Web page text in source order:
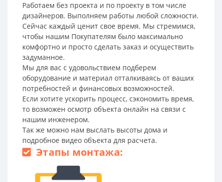
Работаем без проекта и по проекту в том числе
дизайнеров. Выполняем работы любой сложности.
Сейчас каждый ценит свое время. Мы стремимся,
чтобы нашим Покупателям было максимально
комфортно и просто сделать заказ и осуществить
задуманное.
Мы для вас с удовольствием подберем
оборудование и материал отталкиваясь от ваших
потребностей и финансовых возможностей.
Если хотите ускорить процесс, сэкономить время,
то возможен осмотр объекта онлайн на связи с
нашим инженером.
Так же можно нам выслать высоты дома и
подробное видео объекта для расчета.
Этапы монтажа: